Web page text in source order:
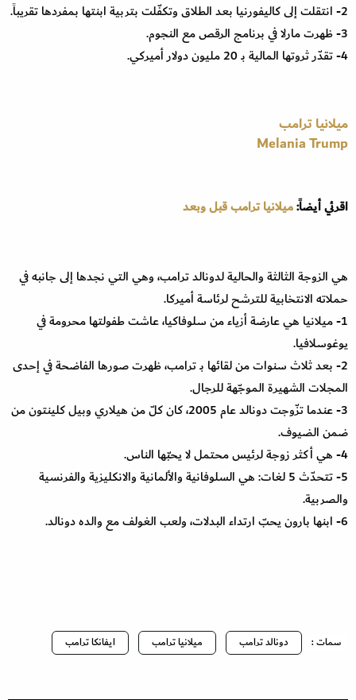
2- انتقلت إلى كاليفورنيا بعد الطلاق وتكفّلت بتربية ابنتها بمفردها تقريباً.
3- ظهرت مارلا في برنامج الرقص مع النجوم.
4- تقدّر ثروتها المالية بـ 20 مليون دولار أميركي.
ميلانيا ترامب
Melania Trump
اقرئي أيضاً:ميلانيا ترامب قبل وبعد
هي الزوجة الثالثة والحالية لدونالد ترامب، وهي التي نجدها إلى جانبه في
حملاته الانتخابية للترشح لرئاسة أميركا.
1- ميلانيا هي عارضة أزياء من سلوفاكيا، عاشت طفولتها محرومة في
يوغوسلافيا.
2- بعد ثلاث سنوات من لقائها بـ ترامب، ظهرت صورها الفاضحة في إحدى
المجلات الشهيرة الموجّهة للرجال.
3- عندما تزّوجت دونالد عام 2005، كان كلّ من هيلاري وبيل كلينتون من
ضمن الضيوف.
4- هي أكثر زوجة لرئيس محتمل لا يحبّها الناس.
5- تتحدّث 5 لغات: هي السلوفانية والألمانية والانكليزية والفرنسية
والصربية.
6- ابنها بارون يحبّ ارتداء البدلات، ولعب الغولف مع والده دونالد.
سمات : دونالد ترامب ميلانيا ترامب ايفانكا ترامب